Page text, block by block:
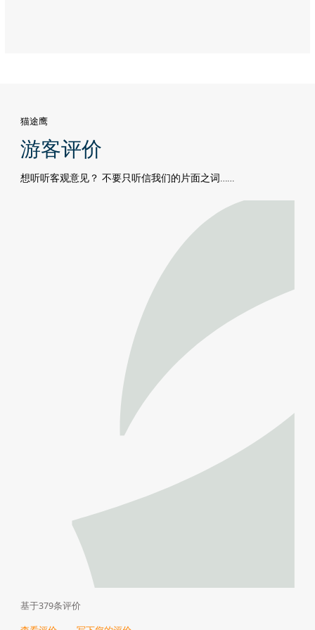
猫途鹰
游客评价
想听听客观意见？ 不要只听信我们的片面之词……
基于379条评价